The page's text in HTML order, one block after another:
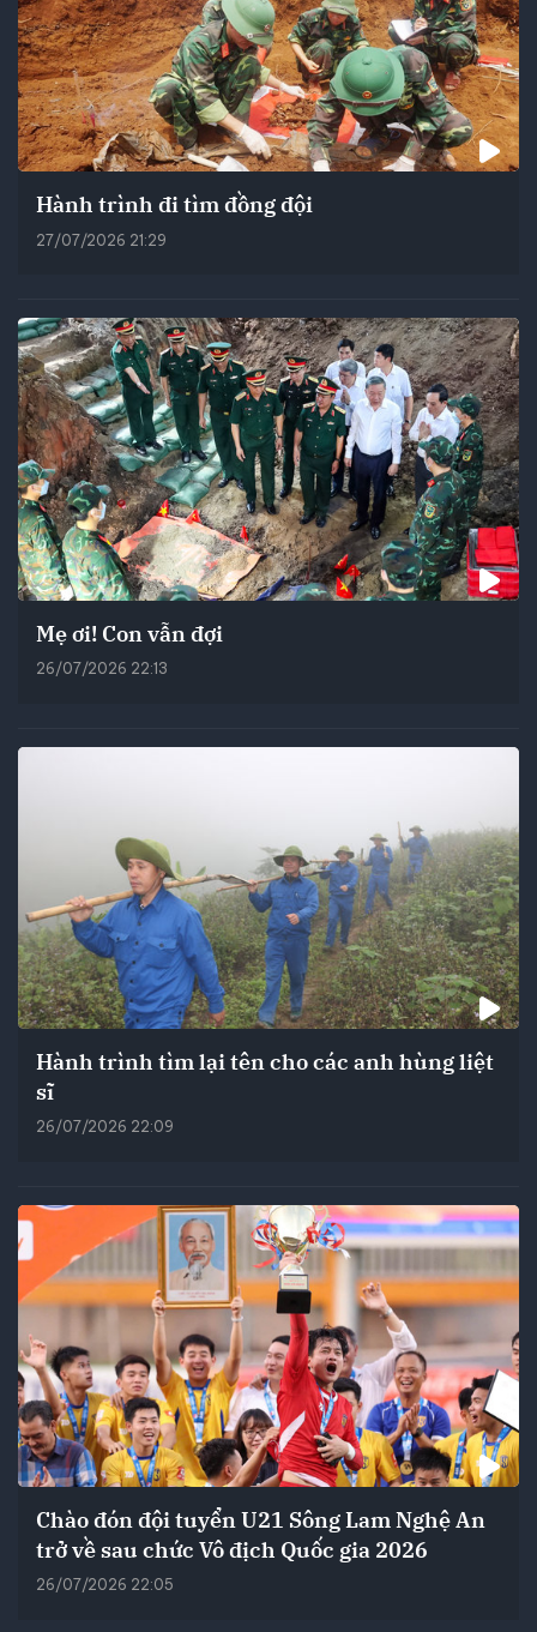
Hành trình đi tìm đồng đội
27/07/2026 21:29
Mẹ ơi! Con vẫn đợi
26/07/2026 22:13
Hành trình tìm lại tên cho các anh hùng liệt
sĩ
26/07/2026 22:09
Chào đón đội tuyển U21 Sông Lam Nghệ An
trở về sau chức Vô địch Quốc gia 2026
26/07/2026 22:05